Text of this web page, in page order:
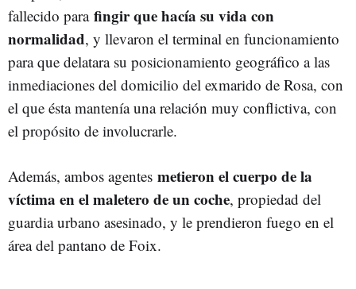
fallecido para fingir que hacía su vida con
normalidad, y llevaron el terminal en funcionamiento
para que delatara su posicionamiento geográfico a las
inmediaciones del domicilio del exmarido de Rosa, con
el que ésta mantenía una relación muy conflictiva, con
el propósito de involucrarle.
Además, ambos agentes metieron el cuerpo de la
víctima en el maletero de un coche, propiedad del
guardia urbano asesinado, y le prendieron fuego en el
área del pantano de Foix.